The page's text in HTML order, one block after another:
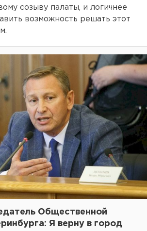
созыву палаты, и логичнее
возможность решать этот
Общественной
Я верну в город